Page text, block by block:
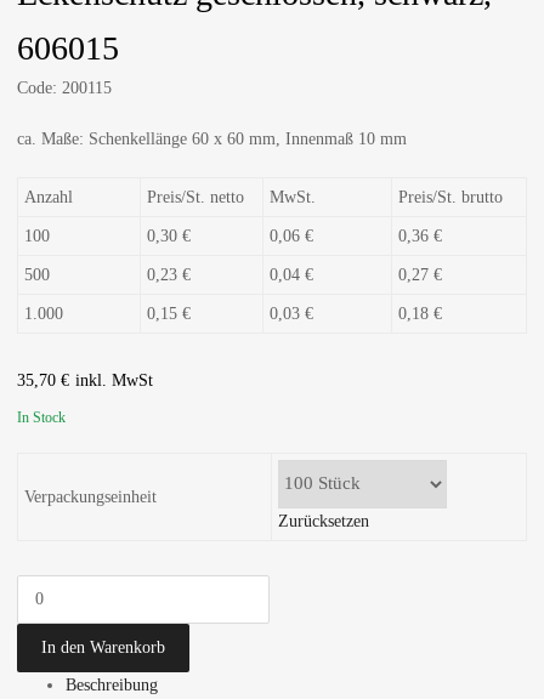
606015
Code: 200115
ca. Maße: Schenkellänge 60 x 60 mm, Innenmaß 10 mm
Anzahl Preis/St. netto MwSt. Preis/St. brutto
100 0,30 € 0,06 € 0,36 €
500 0,23 € 0,04 € 0,27 €
1.000 0,15 € 0,03 € 0,18 €
35,70 €
In Stock
Verpackungseinheit
Zurücksetzen
In den Warenkorb
Beschreibung